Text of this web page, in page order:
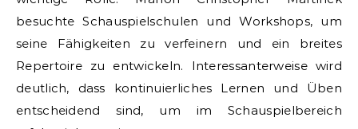
besuchte Schauspielschulen und Workshops, um
seine Fähigkeiten zu verfeinern und ein breites
Repertoire zu entwickeln. Interessanterweise wird
deutlich, dass kontinuierliches Lernen und Üben
entscheidend sind, um im Schauspielbereich